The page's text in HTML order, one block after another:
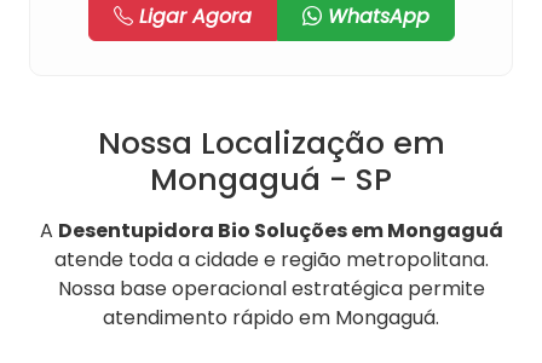
Ligar Agora
WhatsApp
Nossa Localização em
Mongaguá - SP
A Desentupidora Bio Soluções em Mongaguá
atende toda a cidade e região metropolitana.
Nossa base operacional estratégica permite
atendimento rápido em Mongaguá.